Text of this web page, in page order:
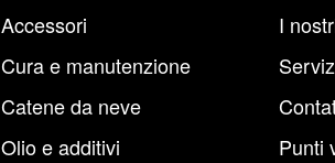
Accessori
Cura e manutenzione
Catene da neve
Olio e additivi
I
Punti